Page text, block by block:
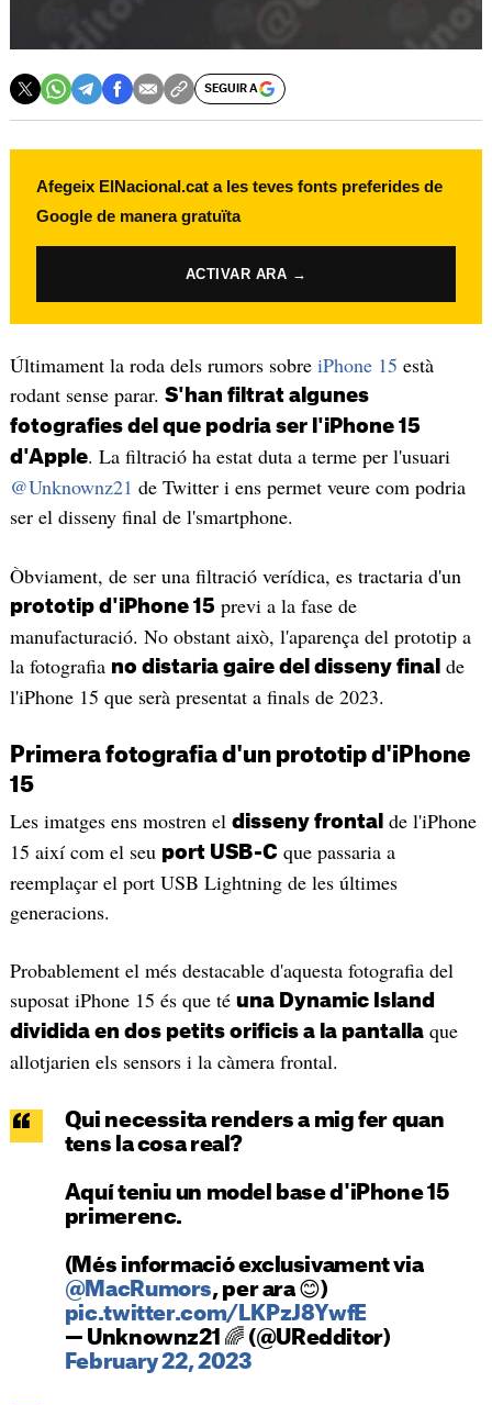
SEGUIR A
Afegeix ElNacional.cat a les teves fonts preferides de
Google de manera gratuïta
ACTIVAR ARA →
Últimament la roda dels rumors sobre iPhone 15 està
rodant sense parar. S'han filtrat algunes
fotografies del que podria ser l'iPhone 15
d'Apple. La filtració ha estat duta a terme per l'usuari
@Unknownz21 de Twitter i ens permet veure com podria
ser el disseny final de l'smartphone.
Òbviament, de ser una filtració verídica, es tractaria d'un
prototip d'iPhone 15previ a la fase de
manufacturació. No obstant això, l'aparença del prototip a
la fotografia no distaria gaire del disseny final de
l'iPhone 15 que serà presentat a finals de 2023.
Primera fotografia d'un prototip d'iPhone
15
Les imatges ens mostren el disseny frontal de l'iPhone
15 així com el seu port USB-C que passaria a
reemplaçar el port USB Lightning de les últimes
generacions.
Probablement el més destacable d'aquesta fotografia del
suposat iPhone 15 és que té una Dynamic Island
dividida en dos petits orificis a la pantallaque
allotjarien els sensors i la càmera frontal.
Qui necessita renders a mig fer quan
tens la cosa real?
Aquí teniu un model base d'iPhone 15
primerenc.
(Més informació exclusivament via
@MacRumors, per ara 😊)
pic.twitter.com/LKPzJ8YwfE
— Unknownz21 🌈 (@URedditor)
February 22, 2023